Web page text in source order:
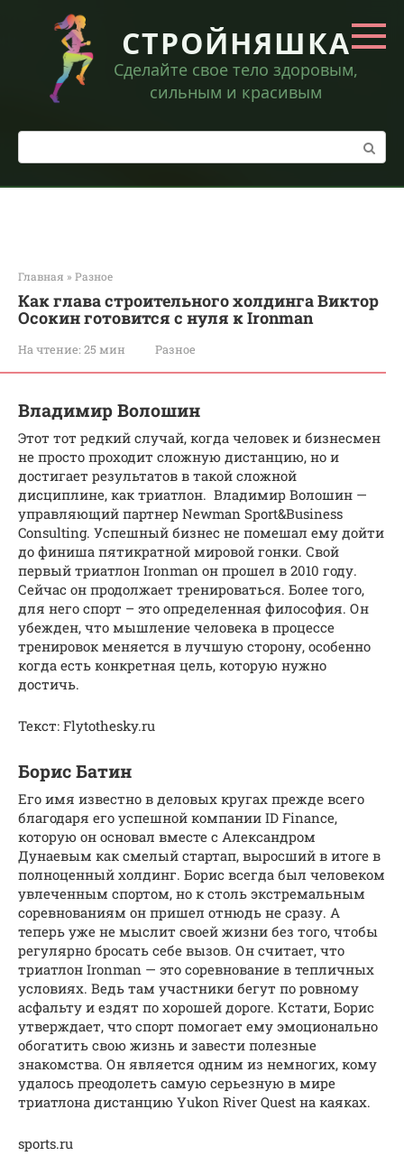
контенту
СТРОЙНЯШКА
Сделайте свое тело здоровым,
сильным и красивым
Поиск:
Главная » Разное
Как глава строительного холдинга Виктор
Осокин готовится с нуля к Ironman
На чтение: 25 мин Разное
Владимир Волошин
Этот тот редкий случай, когда человек и бизнесмен
не просто проходит сложную дистанцию, но и
достигает результатов в такой сложной
дисциплине, как триатлон. Владимир Волошин —
управляющий партнер Newman Sport&Business
Consulting. Успешный бизнес не помешал ему дойти
до финиша пятикратной мировой гонки. Свой
первый триатлон Ironman он прошел в 2010 году.
Сейчас он продолжает тренироваться. Более того,
для него спорт – это определенная философия. Он
убежден, что мышление человека в процессе
тренировок меняется в лучшую сторону, особенно
когда есть конкретная цель, которую нужно
достичь.
Текст: Flytothesky.ru
Борис Батин
Его имя известно в деловых кругах прежде всего
благодаря его успешной компании ID Finance,
которую он основал вместе с Александром
Дунаевым как смелый стартап, выросший в итоге в
полноценный холдинг. Борис всегда был человеком
увлеченным спортом, но к столь экстремальным
соревнованиям он пришел отнюдь не сразу. А
теперь уже не мыслит своей жизни без того, чтобы
регулярно бросать себе вызов. Он считает, что
триатлон Ironman — это соревнование в тепличных
условиях. Ведь там участники бегут по ровному
асфальту и ездят по хорошей дороге. Кстати, Борис
утверждает, что спорт помогает ему эмоционально
обогатить свою жизнь и завести полезные
знакомства. Он является одним из немногих, кому
удалось преодолеть самую серьезную в мире
триатлона дистанцию Yukon River Quest на каяках.
sports.ru